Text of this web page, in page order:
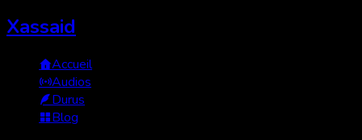
Xassaid
Accueil
Audios
Durus
Blog